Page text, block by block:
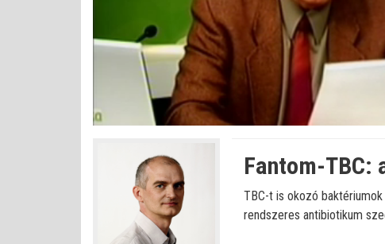
Némítás
kikapcsolva
0%
Állapot
0%
Fantom-TBC:
TBC-t is okozó
rendszeres antibiotikum